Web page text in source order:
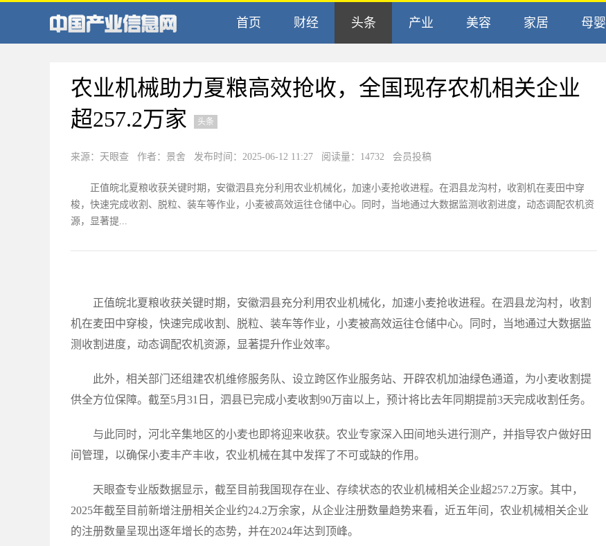
首页 财经 头条 产业 美容 家居 母婴
农业机械助力夏粮高效抢收，全国现存农机相关企业
超257.2万家
头条
来源：天眼查 作者：景舍 发布时间：2025-06-12 11:27 阅读量：14732 会员投稿
正值皖北夏粮收获关键时期，安徽泗县充分利用农业机械化，加速小麦抢收进程。在泗县龙沟村，收割机在麦田中穿
梭，快速完成收割、脱粒、装车等作业，小麦被高效运往仓储中心。同时，当地通过大数据监测收割进度，动态调配农机资
源，显著提...
正值皖北夏粮收获关键时期，安徽泗县充分利用农业机械化，加速小麦抢收进程。在泗县龙沟村，收割
机在麦田中穿梭，快速完成收割、脱粒、装车等作业，小麦被高效运往仓储中心。同时，当地通过大数据监
测收割进度，动态调配农机资源，显著提升作业效率。
此外，相关部门还组建农机维修服务队、设立跨区作业服务站、开辟农机加油绿色通道，为小麦收割提
供全方位保障。截至5月31日，泗县已完成小麦收割90万亩以上，预计将比去年同期提前3天完成收割任务。
与此同时，河北辛集地区的小麦也即将迎来收获。农业专家深入田间地头进行测产，并指导农户做好田
间管理，以确保小麦丰产丰收，农业机械在其中发挥了不可或缺的作用。
天眼查专业版数据显示，截至目前我国现存在业、存续状态的农业机械相关企业超257.2万家。其中，
2025年截至目前新增注册相关企业约24.2万余家，从企业注册数量趋势来看，近五年间，农业机械相关企业
的注册数量呈现出逐年增长的态势，并在2024年达到顶峰。